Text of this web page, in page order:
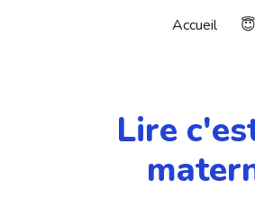
Skip to main
Accueil
Lire